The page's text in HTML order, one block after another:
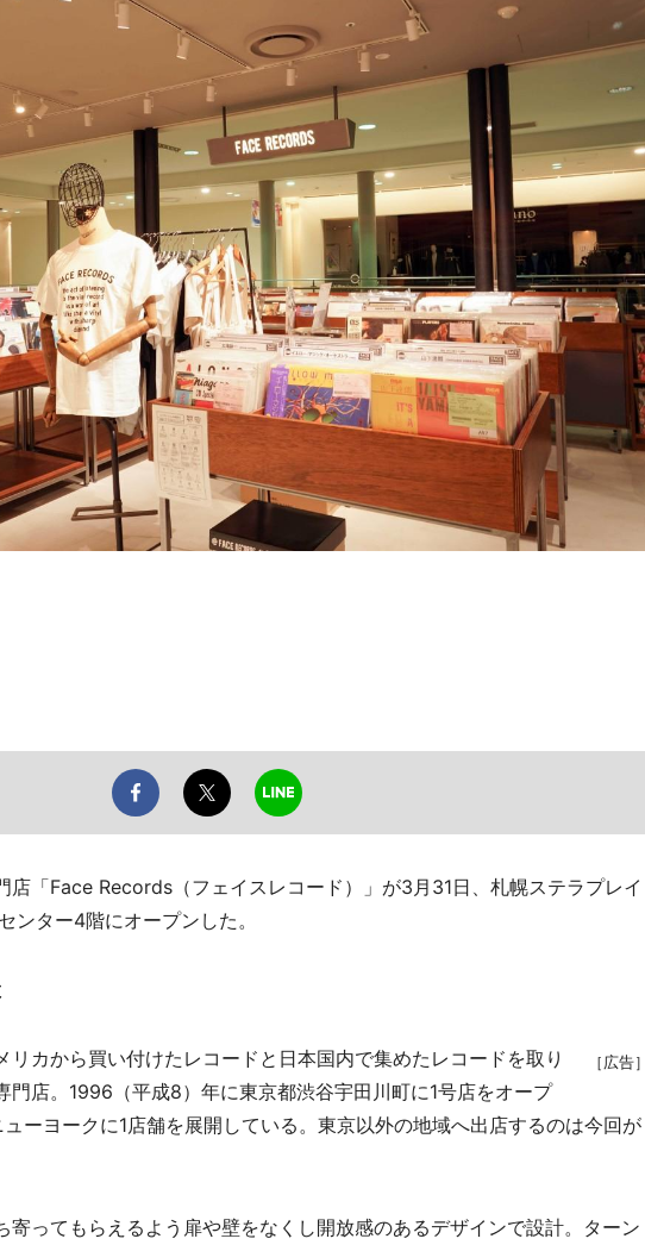
「Face Records（フェイスレコード）」が3月31日、札幌ステラプレイ
ンター4階にオープンした。
［広告］
カから買い付けたレコードと日本国内で集めたレコードを取り
門店。1996（平成8）年に東京都渋谷宇田川町に1号店をオープ
ーヨークに1店舗を展開している。東京以外の地域へ出店するのは今回が
ってもらえるよう扉や壁をなくし開放感のあるデザインで設計。ターン